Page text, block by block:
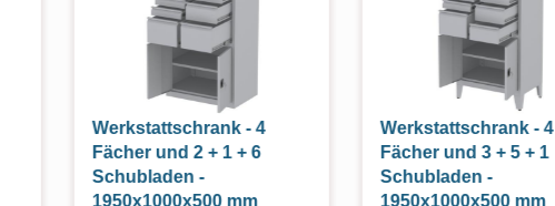
Werkstattschrank - 4
Fächer und 2 + 1 + 6
Schubladen -
1950x1000x500 mm
Werkstattschrank - 4
Fächer und 3 + 5 + 1
Schubladen -
1950x1000x500 mm